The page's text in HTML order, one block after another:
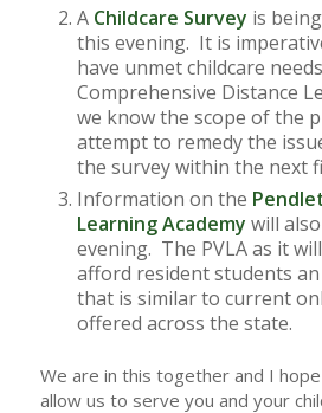
A Childcare Survey is
this evening. It is
have unmet childcare
Comprehensive Distance
we know the scope of the
attempt to remedy the
the survey within the next
Information on the
Learning Academy will
evening. The PVLA as it
afford resident students
that is similar to current
offered across the state.
We are in this together and I
allow us to serve you and your